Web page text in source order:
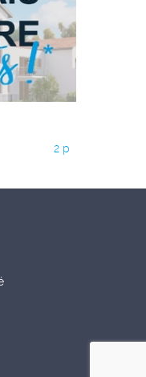
2 p